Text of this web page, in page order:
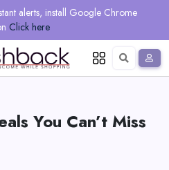
alerts, install Google Chrome
Click here
You Can’t Miss